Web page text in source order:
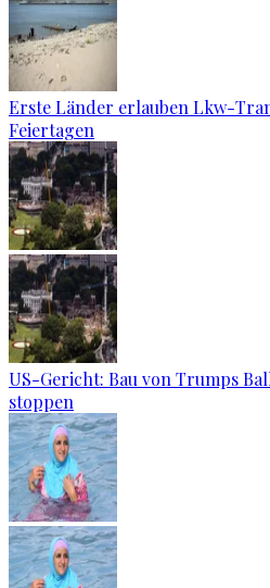
Erste Länder erlauben Lkw-
Feiertagen
US-Gericht: Bau von Trumps
stoppen